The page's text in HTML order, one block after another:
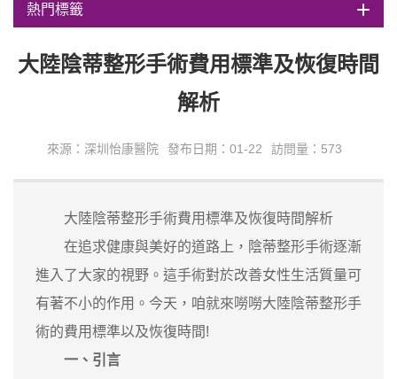
熱門標籤
大陸陰蒂整形手術費用標準及恢復時間
解析
來源：深圳怡康醫院 發布日期：01-22 訪問量：573
大陸陰蒂整形手術費用標準及恢復時間解析
在追求健康與美好的道路上，陰蒂整形手術逐漸
進入了大家的視野。這手術對於改善女性生活質量可
有著不小的作用。今天，咱就來嘮嘮大陸陰蒂整形手
術的費用標準以及恢復時間!
一、引言